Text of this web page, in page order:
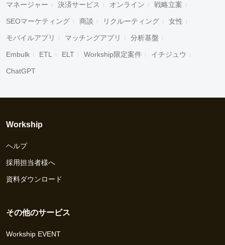
マネージャー 決済サービス オンライン 戦略立案
SEOマーケティング 商談 リクルーティング 女性
モバイルアプリ マッチングアプリ 分析基盤
Embulk ETL ELT Workship限定案件 イチジュウ
ChatGPT
Workship
ヘルプ
採用担当者様へ
資料ダウンロード
その他のサービス
Workship EVENT